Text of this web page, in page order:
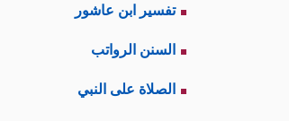
تفسير ابن عاشور
السنن الرواتب
الصلاة على النبي